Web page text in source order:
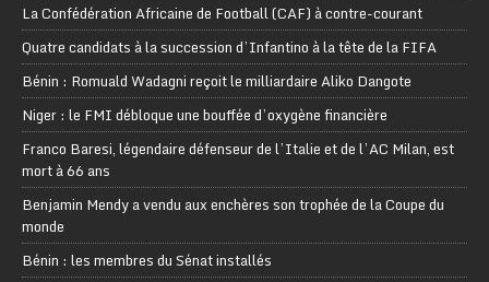
La Confédération Africaine de Football (CAF) à contre-courant
Quatre candidats à la succession d’Infantino à la tête de la FIFA
Bénin : Romuald Wadagni reçoit le milliardaire Aliko Dangote
Niger : le FMI débloque une bouffée d’oxygène financière
Franco Baresi, légendaire défenseur de l’Italie et de l’AC Milan, est
mort à 66 ans
Benjamin Mendy a vendu aux enchères son trophée de la Coupe du
monde
Bénin : les membres du Sénat installés